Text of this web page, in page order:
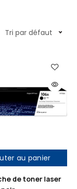
Tri par défaut
au panier
de toner laser